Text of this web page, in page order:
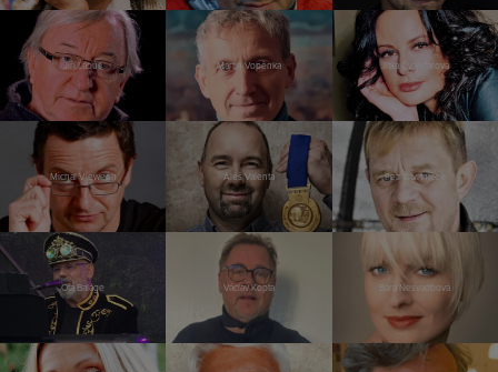
Jiří Lábus Martin Vopěnka Jitka Čvančarová
Michal Viewegh Aleš Valenta Petr Čtvrtníček
Ota Balage Václav Kopta Bára Nesvadbová